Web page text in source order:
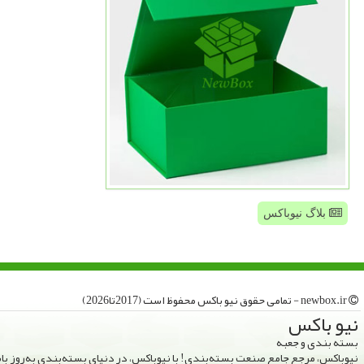
بلاگ نیوباکس
نیو باكس
بسته بندی و جعبه
نیوباکس، مرجع جامع صنعت بسته‌بندی! با نیوباکس، در دنیای بسته‌بندی به‌روز